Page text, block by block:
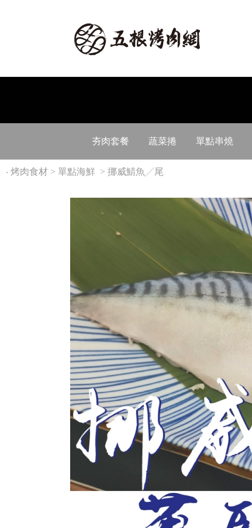
夯肉套餐 蔬菜捲 單點串燒
‧ 烤肉食材 > 單點海鮮 > 挪威鯖魚╱尾